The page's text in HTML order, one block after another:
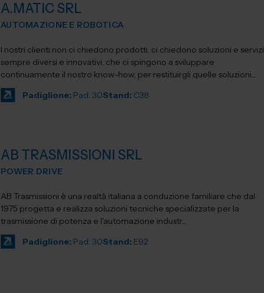
A.MATIC SRL
AUTOMAZIONE E ROBOTICA
I nostri clienti non ci chiedono prodotti, ci chiedono soluzioni e servizi
sempre diversi e innovativi, che ci spingono a sviluppare
continuamente il nostro know-how, per restituirgli quelle soluzioni...
Padiglione: Pad. 30Stand: C38
AB TRASMISSIONI SRL
POWER DRIVE
AB Trasmissioni è una realtà italiana a conduzione familiare che dal
1975 progetta e realizza soluzioni tecniche specializzate per la
trasmissione di potenza e l'automazione industr...
Padiglione: Pad. 30Stand: E92